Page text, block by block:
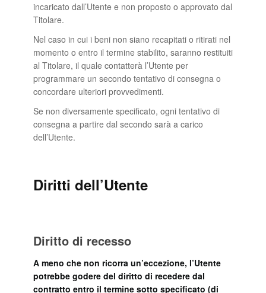
incaricato dall’Utente e non proposto o approvato dal
Titolare.
Nel caso in cui i beni non siano recapitati o ritirati nel
momento o entro il termine stabilito, saranno restituiti
al Titolare, il quale contatterà l’Utente per
programmare un secondo tentativo di consegna o
concordare ulteriori provvedimenti.
Se non diversamente specificato, ogni tentativo di
consegna a partire dal secondo sarà a carico
dell’Utente.
Diritti dell’Utente
Diritto di recesso
A meno che non ricorra un’eccezione, l’Utente
potrebbe godere del diritto di recedere dal
contratto entro il termine sotto specificato (di